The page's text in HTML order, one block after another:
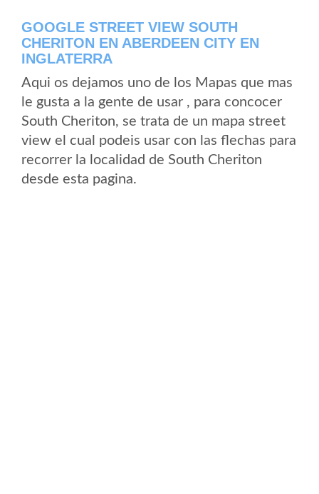
GOOGLE STREET VIEW SOUTH
CHERITON EN ABERDEEN CITY EN
INGLATERRA
Aqui os dejamos uno de los Mapas que mas
le gusta a la gente de usar , para concocer
South Cheriton, se trata de un mapa street
view el cual podeis usar con las flechas para
recorrer la localidad de South Cheriton
desde esta pagina.